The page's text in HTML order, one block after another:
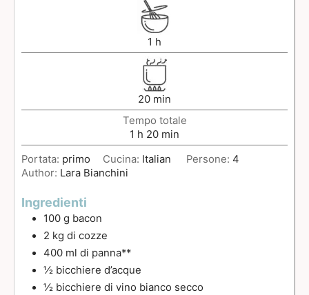
1 h
20 min
Tempo totale
1 h 20 min
Portata: primo Cucina: Italian Persone: 4
Author: Lara Bianchini
Ingredienti
100 g bacon
2 kg di cozze
400 ml di panna**
½ bicchiere d’acque
½ bicchiere di vino bianco secco